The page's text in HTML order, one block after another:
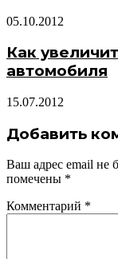
05.10.2012
Как
автомобиля
15.07.2012
Добавить
Ваш адрес email не
помечены *
Комментарий *